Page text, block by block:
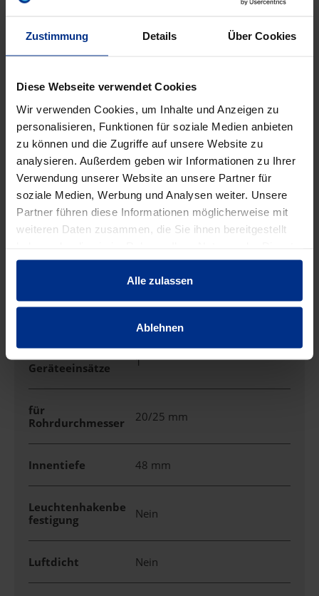
Zustimmung Details Über Cookies
Diese Webseite verwendet Cookies
Wir verwenden Cookies, um Inhalte und Anzeigen zu
personalisieren, Funktionen für soziale Medien anbieten
zu können und die Zugriffe auf unsere Website zu
analysieren. Außerdem geben wir Informationen zu Ihrer
Verwendung unserer Website an unsere Partner für
soziale Medien, Werbung und Analysen weiter. Unsere
Partner führen diese Informationen möglicherweise mit
weiteren Daten zusammen, die Sie ihnen bereitgestellt
gesammelt haben.
Alle zulassen
Ablehnen
Geräte
Deckel ohne
Durchmesser 68 mm
Einführung von
Ja
Farbe orange
Geräteeinsätze
1
für
Rohrdurchmesser
20/25 mm
Innentiefe 48 mm
Leuchtenhakenbe
festigung
Nein
Luftdicht Nein